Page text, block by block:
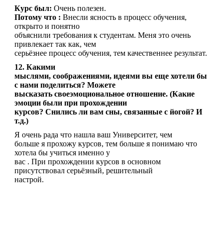
Курс был: Очень полезен.
Потому что : Внесли ясность в процесс обучения,
открыто и понятно
объяснили требования к студентам. Меня это очень
привлекает так как, чем
серьёзнее процесс обучения, тем качественнее результат.
12. Какими
мыслями, соображениями, идеями вы еще хотели бы
с нами поделиться? Можете
высказать своеэмоциональное отношение. (Какие
эмоции были при прохождении
курсов? Снились ли вам сны, связанные с йогой? И
т.д.)
Я очень рада что нашла ваш Университет, чем
больше я прохожу курсов, тем больше я понимаю что
хотела бы учиться именно у
вас . При прохождении курсов в основном
присутствовал серьёзный, решительный
настрой.